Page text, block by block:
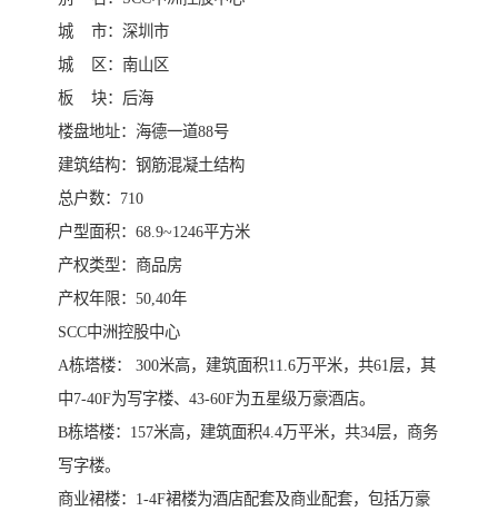
城 市：深圳市
城 区：南山区
板 块：后海
楼盘地址：海德一道88号
建筑结构：钢筋混凝土结构
总户数：710
户型面积：68.9~1246平方米
产权类型：商品房
产权年限：50,40年
SCC中洲控股中心
A栋塔楼： 300米高，建筑面积11.6万平米，共61层，其
中7-40F为写字楼、43-60F为五星级万豪酒店。
B栋塔楼：157米高，建筑面积4.4万平米，共34层，商务
写字楼。
商业裙楼：1-4F裙楼为酒店配套及商业配套，包括万豪